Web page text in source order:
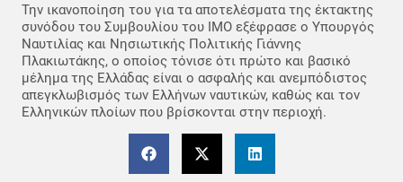
Την ικανοποίηση του για τα αποτελέσματα της έκτακτης
συνόδου του Συμβουλίου του ΙΜΟ εξέφρασε ο Υπουργός
Ναυτιλίας και Νησιωτικής Πολιτικής Γιάννης
Πλακιωτάκης, ο οποίος τόνισε ότι πρώτο και βασικό
μέλημα της Ελλάδας είναι ο ασφαλής και ανεμπόδιστος
απεγκλωβισμός των Ελλήνων ναυτικών, καθώς και τον
Ελληνικών πλοίων που βρίσκονται στην περιοχή.